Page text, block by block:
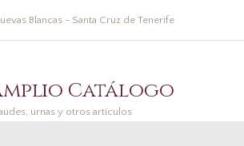
Blancas - Santa Cruz de Tenerife
Catálogo
urnas y otros artículos